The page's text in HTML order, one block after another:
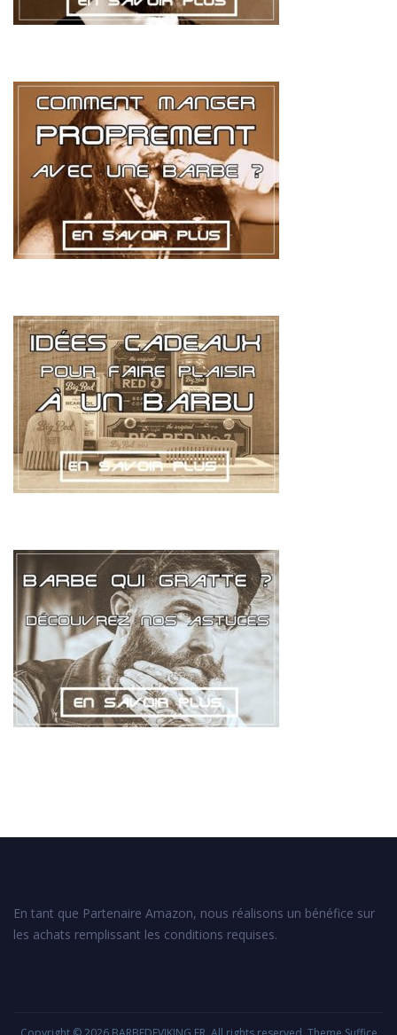
En tant que Partenaire Amazon, nous réalisons un bénéfice sur
les achats remplissant les conditions requises.